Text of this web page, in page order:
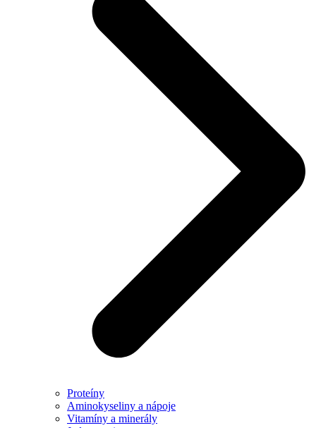
Proteíny
Aminokyseliny a nápoje
Vitamíny a minerály